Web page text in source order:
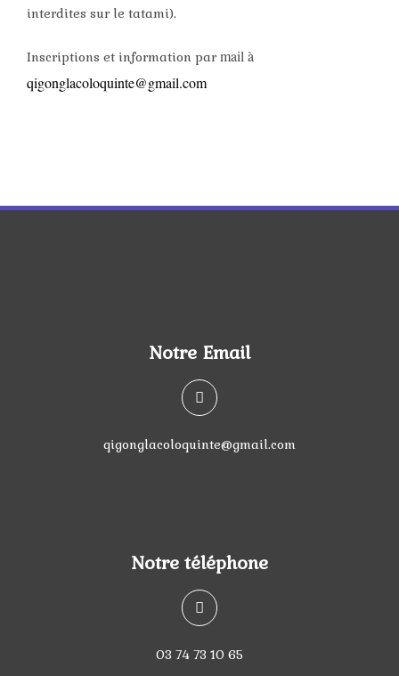
interdites sur le tatami).
Inscriptions et information par mail à
qigonglacoloquinte@gmail.com
Notre Email
qigonglacoloquinte@gmail.com
Notre téléphone
03 74 73 10 65